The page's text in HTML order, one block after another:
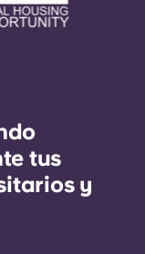
tus
y